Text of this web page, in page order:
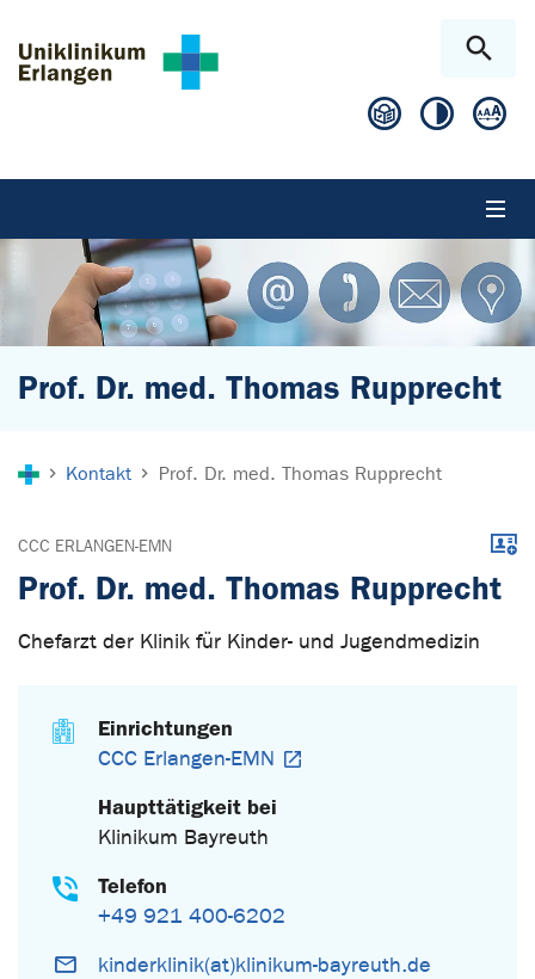
Prof. Dr. med. Thomas Rupprecht
Kontakt Prof. Dr. med. Thomas Rupprecht
CCC ERLANGEN-EMN
Prof. Dr. med. Thomas Rupprecht
Chefarzt der Klinik für Kinder- und Jugendmedizin
Einrichtungen
CCC Erlangen-EMN
Haupttätigkeit bei
Klinikum Bayreuth
Telefon
+49 921 400-6202
kinderklinik(at)klinikum-bayreuth.de